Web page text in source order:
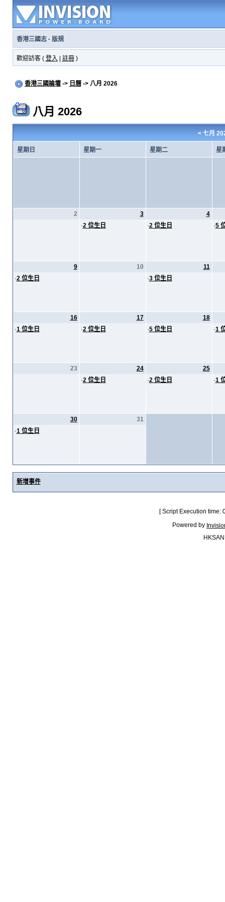
香港三國志· 版規
歡迎訪客 ( 登入 註冊)
香港三國論壇-> 日曆-> 八月 2026
八月 2026
< 七月
星期日 星期一 星期二 星
2
3
·2 位生日
4
·2 位生日 ·5
9
·2 位生日
10
11
·3 位生日
16
·1 位生日
17
·2 位生日
18
·5 位生日 ·1
23
24
·2 位生日
25
·2 位生日 ·1
30
·1 位生日
31
新增事件
[ Script Execution
Powered by